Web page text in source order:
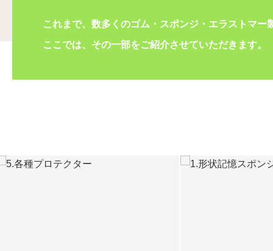
これまで、数多くのゴム・スポンジ・エラストマー
ここでは、その一部をご紹介させていただきます。